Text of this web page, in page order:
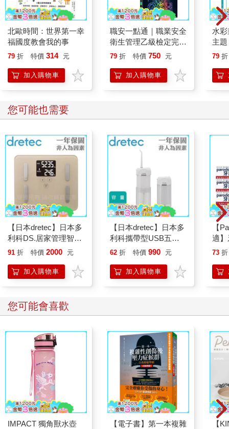
北歐時間：世界第一幸
福國度教會我的事
79 折 特價 314 元
加入購物車
職安一點通｜職業安全
衛生管理乙級檢定完勝
攻略｜2026版(套書)
79 折 特價 750 元
加入購物車
水
主
點
79 折
您可能也需要
【日本dretec】日本多
利科DS.居家管理智能
四合一體重體脂計-摩
91 折 特價 2000 元
加入購物車
【日本dretec】日本多
利科攜帶型USB五段
式電動沖牙機-白
62 折 特價 990 元
加入購物車
【
適
典配
73 折
您可能會喜歡
IMPACT 獨角獸水壺
【電子書】第一本複雜
【